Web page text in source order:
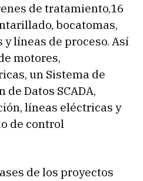
de tratamiento,16
bocatomas,
líneas de proceso. Así
motores,
un Sistema de
Datos SCADA,
líneas eléctricas y
de control
de los proyectos